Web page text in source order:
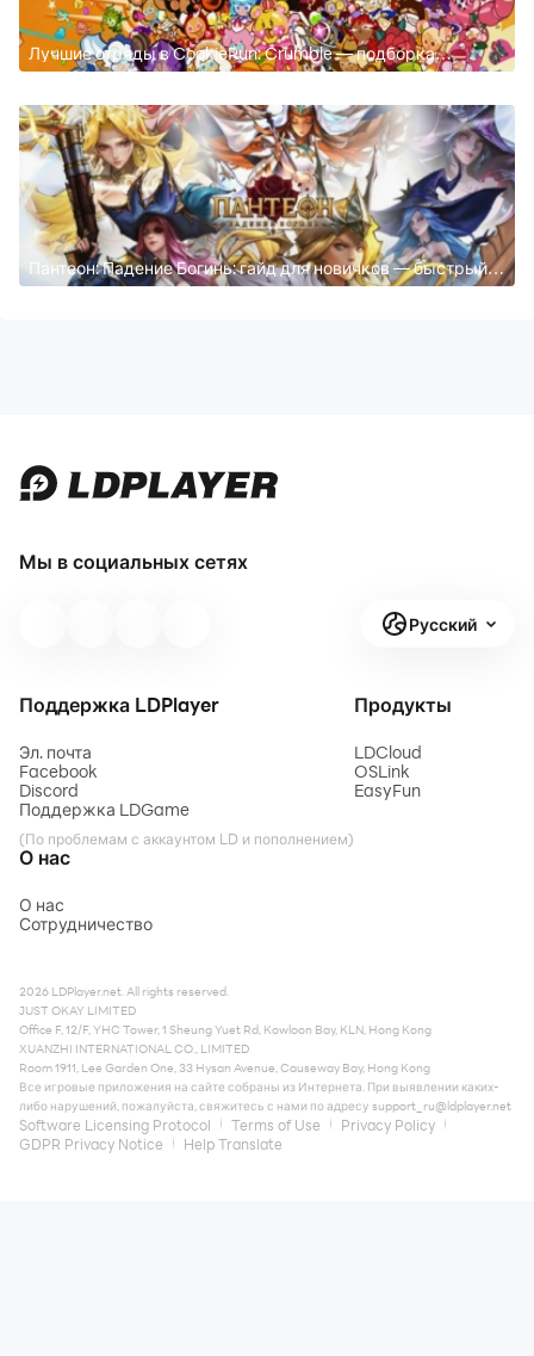
Лучшие отряды в CookieRun: Crumble — подборка
составов на основе синергий
Пантеон: Падение Богинь: гайд для новичков — быстрый
старт и советы
Мы в социальных сетях
Русский
Поддержка LDPlayer
Эл. почта
Facebook
Discord
Поддержка LDGame
(По проблемам с аккаунтом LD и пополнением)
Продукты
LDCloud
OSLink
EasyFun
О нас
О нас
Сотрудничество
2026 LDPlayer.net. All rights reserved.
JUST OKAY LIMITED
Office F, 12/F, YHC Tower, 1 Sheung Yuet Rd, Kowloon Bay, KLN, Hong Kong
XUANZHI INTERNATIONAL CO., LIMITED
Room 1911, Lee Garden One, 33 Hysan Avenue, Causeway Bay, Hong Kong
Все игровые приложения на сайте собраны из Интернета. При выявлении каких-
либо нарушений, пожалуйста, свяжитесь с нами по адресу support_ru@ldplayer.net
Software Licensing Protocol Terms of Use
Privacy Policy
GDPR Privacy Notice
Help Translate